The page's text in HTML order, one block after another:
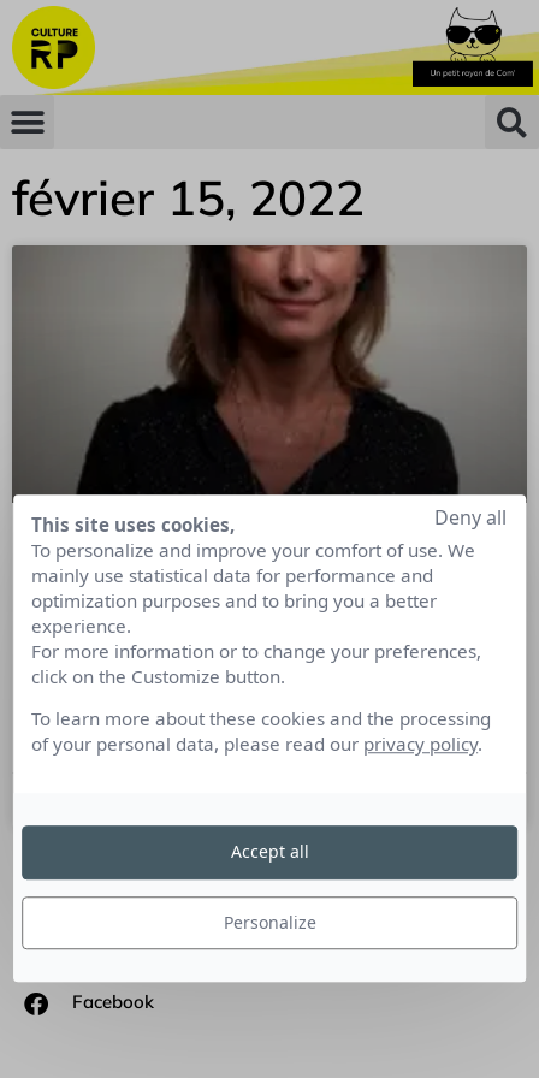
février 15, 2022
Mucem, une veille médias au service
de la mise en valeur culturelle
Le dernier Livre Blanc de Cision décrypte les usages de la
veille médias. Retrouvez le témoignage de 6 Dircoms.
département communication du musée Mucem.
SUIVEZ-NOUS
Linkedin
Facebook
This site uses cookies,
To personalize and improve your comfort of use. We
mainly use statistical data for performance and
optimization purposes and to bring you a better
experience.
For more information or to change your preferences,
click on the Customize button.
To learn more about these cookies and the processing
of your personal data, please read our privacy policy.
Personalize
Deny all
Accept all